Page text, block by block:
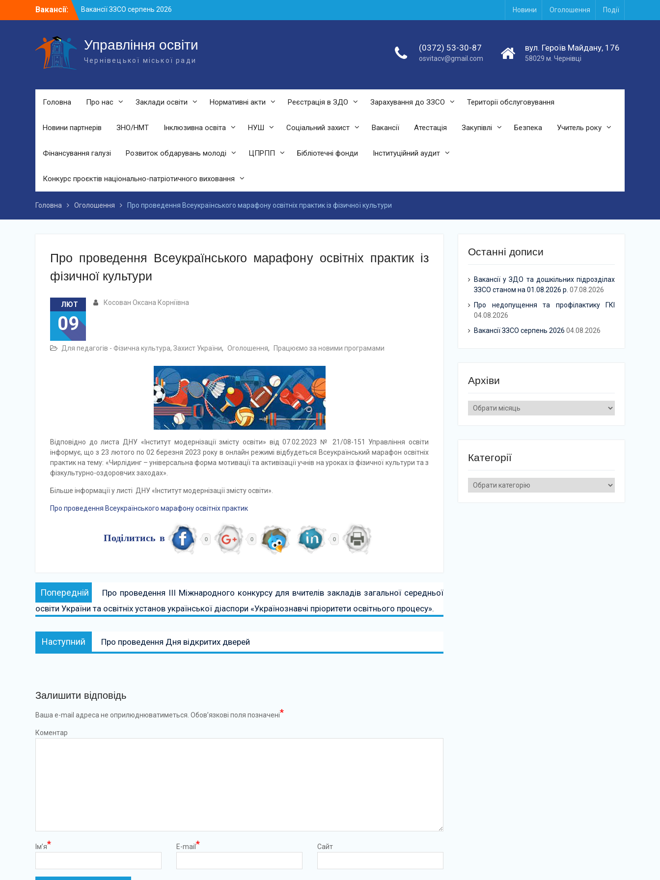
Вакансії:
Вакансії ЗЗСО серпень 2026
Вакансії ЗЗСО червень 2026
підрозділах ЗЗСО станом на 01.08.2026
р.
Новини Оголошення Події
Управління освіти
Чернівецької міської ради
(0372) 53-30-87
osvitacv@gmail.com
вул. Героїв Майдану, 176
58029 м. Чернівці
Головна Про нас Заклади освіти Нормативні акти Реєстрація в ЗДО Зарахування до ЗЗСО Території обслуговування
Новини партнерів ЗНО/НМТ Інклюзивна освіта НУШ Соціальний захист Вакансії Атестація Закупівлі Безпека Учитель року
Фінансування галузі Розвиток обдарувань молоді ЦПРПП Бібліотечні фонди Інституційний аудит
Конкурс проєктів національно-патріотичного виховання
Головна Оголошення Про проведення Всеукраїнського марафону освітніх практик із фізичної культури
Про проведення Всеукраїнського марафону освітніх практик із
фізичної культури
ЛЮТ
09
Косован Оксана Корніївна
Для педагогів - Фізична культура, Захист України, Оголошення, Працюємо за новими програмами
Відповідно до листа ДНУ «Інститут модернізації змісту освіти» від 07.02.2023 № 21/08-151 Управління освіти
інформує, що з 23 лютого по 02 березня 2023 року в онлайн режимі відбудеться Всеукраїнський марафон освітніх
практик на тему: «Чирлідинг – універсальна форма мотивації та активізації учнів на уроках із фізичної культури та з
фізкультурно-оздоровчих заходах».
Більше інформації у листі ДНУ «Інститут модернізації змісту освіти».
Про проведення Всеукраїнського марафону освітніх практик
Поділитись в 0 0 0
Навігація
записів
Попередній Попередній:
Про проведення ІІІ Міжнародного конкурсу для вчителів закладів загальної середньої
освіти України та освітніх установ української діаспори «Українознавчі пріоритети освітнього процесу».
Наступний Наступний:
Про проведення Дня відкритих дверей
Залишити відповідь
Ваша e-mail адреса не оприлюднюватиметься. Обов’язкові поля позначені*
Коментар
Ім’я* E-mail * Сайт
Останні дописи
Вакансії у ЗДО та дошкільних підрозділах
ЗЗСО станом на 01.08.2026 р. 07.08.2026
Про недопущення та профілактику ГКІ
04.08.2026
Вакансії ЗЗСО серпень 2026 04.08.2026
Архіви
Архіви
Категорії
Категорії